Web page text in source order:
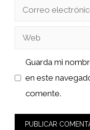
Correo
Web
Guarda mi
en este
comente.